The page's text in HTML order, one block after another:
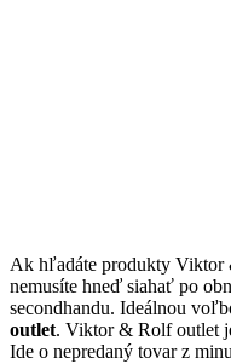
Ak hľadáte produkty Viktor
nemusíte hneď siahať po
secondhandu. Ideálnou
outlet. Viktor & Rolf outlet
Ide o nepredaný tovar z